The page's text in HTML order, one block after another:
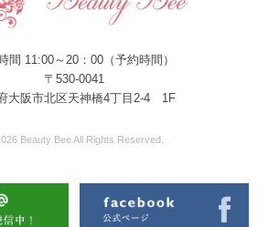
間 11:00～20：00（予約時間）
〒530-0041
大阪市北区天神橋4丁目2-4 1F
Beauty Bee All Rights Reserved.